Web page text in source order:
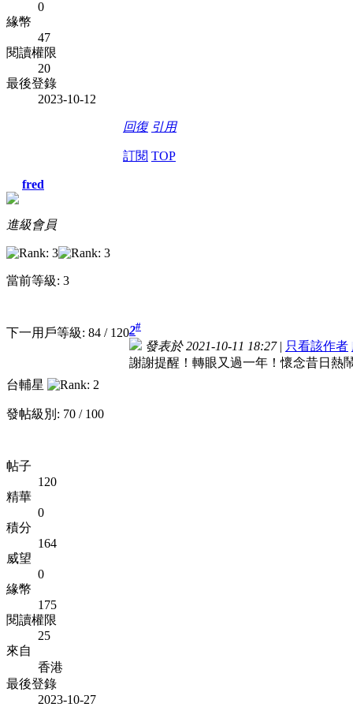
0
緣幣
47
閱讀權限
20
最後登錄
2023-10-12
回復 引用
訂閱 TOP
fred
進級會員
當前等級: 3
下一用戶等級: 84 / 120
台輔星
發帖級別: 70 / 100
帖子
120
精華
0
積分
164
威望
0
緣幣
175
閱讀權限
25
來自
香港
最後登錄
2023-10-27
2#
發表於 2021-10-11 18:27| 只看該作者
謝謝提醒！轉眼又過一年！懷念昔日熱